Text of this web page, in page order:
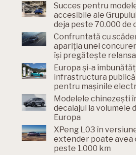
Succes pentru
accesibile ale
deja peste 70.000 de
Confruntată cu
apariția unei
își pregătește
Europa și-a
infrastructura
pentru mașinile
Modelele chinezești
decalajul la volumele
Europa
XPeng L03 în
extender poate avea
peste 1.000 km